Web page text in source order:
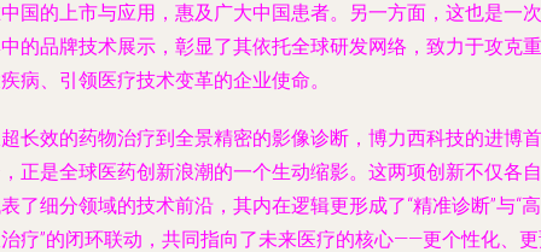
国的上市与应用，惠及广大中国患者。另一方面，这也是一次
的品牌技术展示，彰显了其依托全球研发网络，致力于攻克重
病、引领医疗技术变革的企业使命。
长效的药物治疗到全景精密的影像诊断，博力西科技的进博首
正是全球医药创新浪潮的一个生动缩影。这两项创新不仅各自
了细分领域的技术前沿，其内在逻辑更形成了“精准诊断”与“高
疗”的闭环联动，共同指向了未来医疗的核心——更个性化、